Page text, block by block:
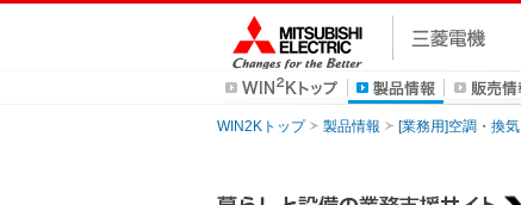
WIN2Kトップ 製品情報 [業務用]空調・換気